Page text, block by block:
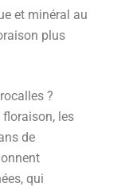
et minéral au
plus
?
floraison, les
de
qui